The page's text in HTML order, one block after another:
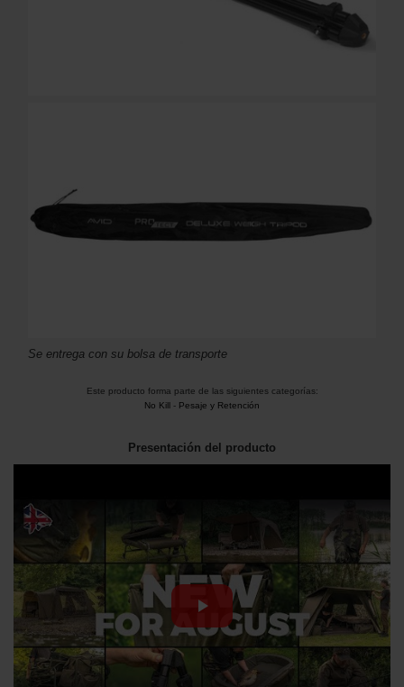
Se entrega con su bolsa de transporte
Este producto forma parte de las siguientes categorías:
No Kill - Pesaje y Retención
Presentación del producto